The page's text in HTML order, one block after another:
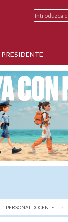
PRESIDENTE
PERSONAL DOCENTE